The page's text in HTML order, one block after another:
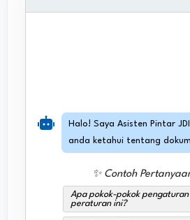
✨ Contoh
Apa pokok-pokok pengaturan
peraturan ini?
Halo! Saya Asisten Pintar
anda ketahui tentang